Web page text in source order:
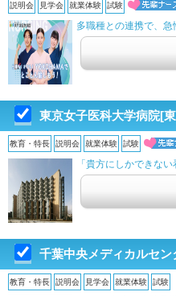
説明会 見学会 就業体験 試験
多職種との連携で、急
東京女子医科大学病院[
教育・特長 説明会 就業体験 試験
「貴方にしかできな
千葉中央メディカルセ
教育・特長 説明会 見学会 就業体験 試験